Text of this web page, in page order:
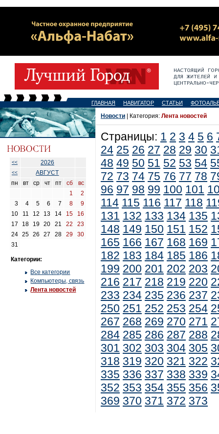
ГЛАВНАЯ НАВИГАТОР СТАТЬИ
<< 2026
<<
АВГУСТ
пн
вт ср чт пт сб
вс
1
2
3
4 5 6 7 8
9
10
11 12 13 14 15
16
17
18 19 20 21 22
23
24
25 26 27 28 29
30
31
Категории:
Все категории
Компьютеры, связь
Лента новостей
Новости | Категория: Лента новостей
Страницы: 1 2 3 4 5 6
24 25 26 27 28 29 30
48 49 50 51 52 53 54
72 73 74 75 76 77 78
96 97 98 99 100 101
114 115 116 117 118
131 132 133 134 135
148 149 150 151 152
165 166 167 168 169
182 183 184 185 186
199 200 201 202 203
216 217 218 219 220
233 234 235 236 237
250 251 252 253 254
267 268 269 270 271
284 285 286 287 288
301 302 303 304 305
318 319 320 321 322
335 336 337 338 339
352 353 354 355 356
369 370 371 372 373